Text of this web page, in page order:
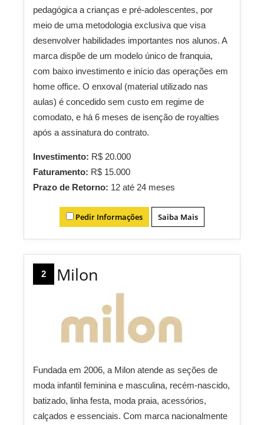
pedagógica a crianças e pré-adolescentes, por
meio de uma metodologia exclusiva que visa
desenvolver habilidades importantes nos alunos. A
marca dispõe de um modelo único de franquia,
com baixo investimento e início das operações em
home office. O enxoval (material utilizado nas
aulas) é concedido sem custo em regime de
comodato, e há 6 meses de isenção de royalties
após a assinatura do contrato.
Investimento: R$ 20.000
Faturamento: R$ 15.000
Prazo de Retorno: 12 até 24 meses
Pedir Informações Saiba Mais
2 Milon
Fundada em 2006, a Milon atende as seções de
moda infantil feminina e masculina, recém-nascido,
batizado, linha festa, moda praia, acessórios,
calçados e essenciais. Com marca nacionalmente